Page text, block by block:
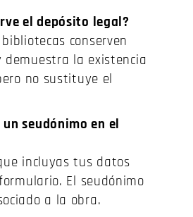
el depósito legal?
conserven
demuestra la existencia
no sustituye el
seudónimo en el
incluyas tus datos
El seudónimo
a la obra.